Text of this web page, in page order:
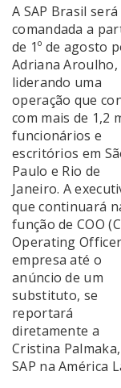
A SAP Brasil será
comandada a
de 1º de agosto
Adriana Aroulho,
liderando uma
operação que
com mais de 1,2
funcionários e
escritórios em
Paulo e Rio de
Janeiro. A
que continuará
função de COO
Operating
empresa até o
anúncio de um
substituto, se
reportará
diretamente a
Cristina
SAP na América